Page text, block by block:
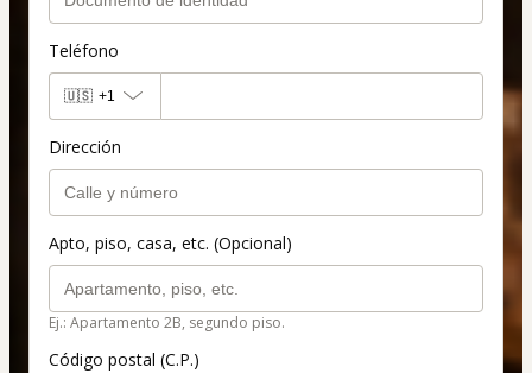
Teléfono
🇺🇸 +1
Dirección
Apto, piso, casa, etc. (Opcional)
Ej.: Apartamento 2B, segundo piso.
Código postal (C.P.)